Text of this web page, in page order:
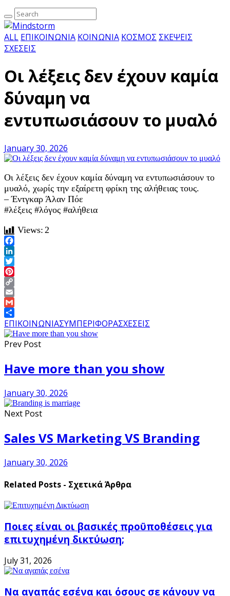
ALL ΕΠΙΚΟΙΝΩΝΙΑ ΚΟΙΝΩΝΙΑ ΚΟΣΜΟΣ ΣΚΕΨΕΙΣ
ΣΧΕΣΕΙΣ
Οι λέξεις δεν έχουν καμία
δύναμη να
εντυπωσιάσουν το μυαλό
January 30, 2026
Οι λέξεις δεν έχουν καμία δύναμη να εντυπωσιάσουν το
μυαλό, χωρίς την εξαίρετη φρίκη της αλήθειας τους.
– Έντγκαρ Άλαν Πόε
#λέξεις #λόγος #αλήθεια
Views: 2
Facebook
LinkedIn
Twitter
Pinterest
Copy
Link
Email
Gmail
Share
ΕΠΙΚΟΙΝΩΝΙΑΣΥΜΠΕΡΙΦΟΡΑΣΧΕΣΕΙΣ
Prev Post
Have more than you show
January 30, 2026
Next Post
Sales VS Marketing VS Branding
January 30, 2026
Related Posts - Σχετικά Άρθρα
Ποιες είναι οι βασικές προϋποθέσεις για
επιτυχημένη δικτύωση;
July 31, 2026
Να αγαπάς εσένα και όσους σε κάνουν να